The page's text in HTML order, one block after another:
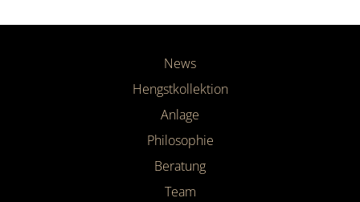
News
Hengstkollektion
Anlage
Philosophie
Beratung
Team